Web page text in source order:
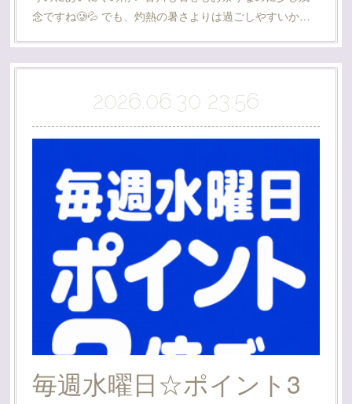
念ですね🥲💦 でも、灼熱の暑さよりは過ごしやすいか…
2026.06.30 23:56
毎週水曜日☆ポイント3